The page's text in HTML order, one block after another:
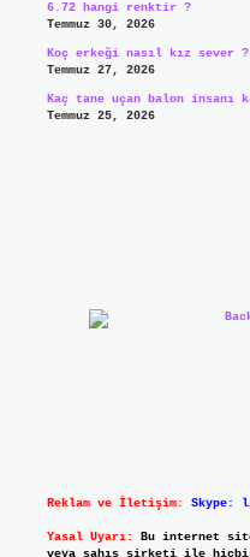
6.72 hangi renktir ?
Temmuz 30, 2026
Koç erkeği nasıl kız sever ?
Temmuz 27, 2026
Kaç tane uçan balon insanı
Temmuz 25, 2026
Reklam ve İletişim: Skype:
Yasal Uyarı:
Bu internet